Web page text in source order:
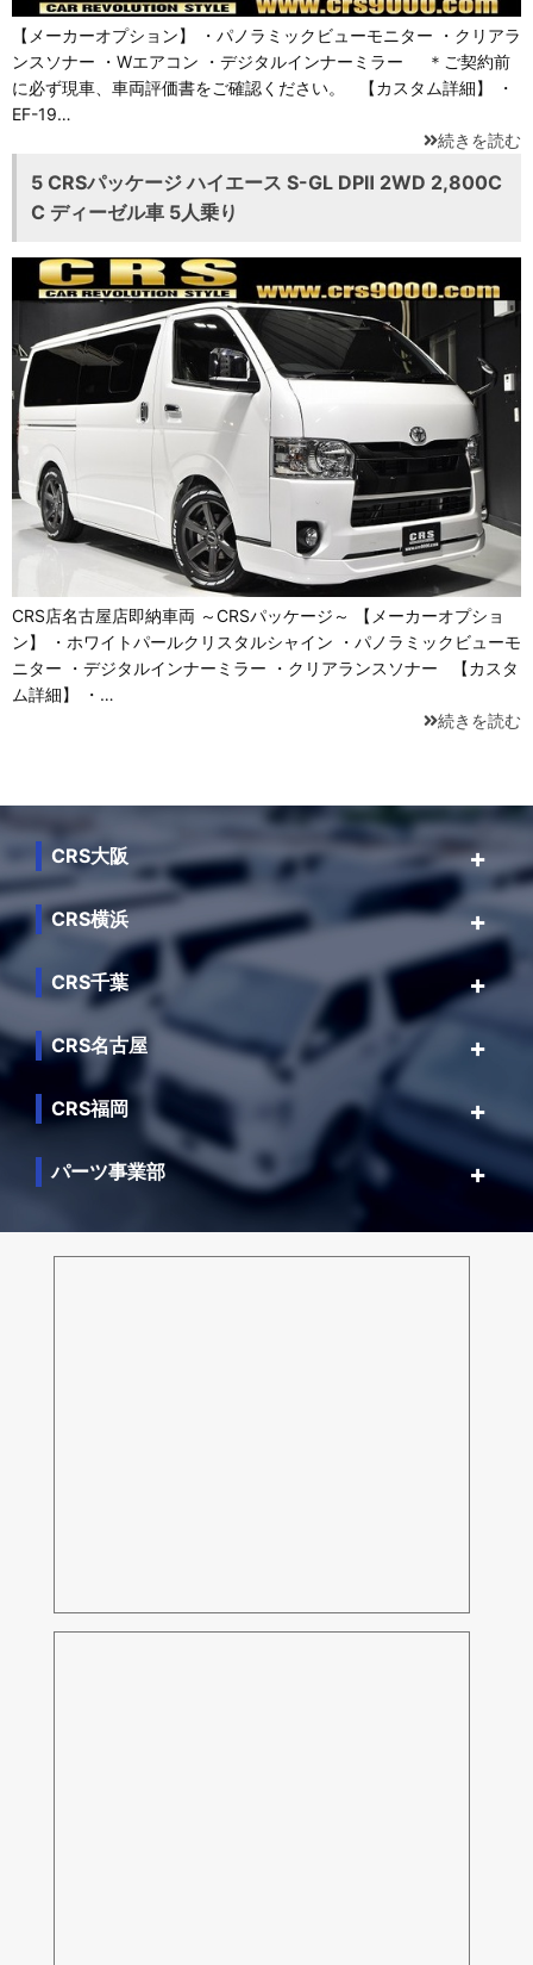
【メーカーオプション】 ・パノラミックビューモニター ・クリアラ
ンスソナー ・Wエアコン ・デジタルインナーミラー ＊ご契約前
に必ず現車、車両評価書をご確認ください。 【カスタム詳細】 ・
EF-19…
続きを読む
5 CRSパッケージ ハイエース S-GL DPⅡ 2WD 2,800C
C ディーゼル車 5人乗り
CRS店名古屋店即納車両 ～CRSパッケージ～ 【メーカーオプショ
ン】 ・ホワイトパールクリスタルシャイン ・パノラミックビューモ
ニター ・デジタルインナーミラー ・クリアランスソナー 【カスタ
ム詳細】 ・…
続きを読む
CRS大阪
CRS横浜
CRS千葉
CRS名古屋
CRS福岡
パーツ事業部